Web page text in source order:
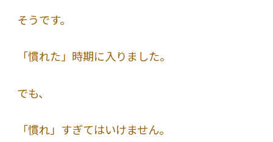
そうです。
「慣れた」時期に入りました。
でも、
「慣れ」すぎてはいけません。